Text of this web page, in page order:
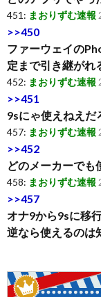
451: まおりずむ速報
>>450
ファーウェイの
定まで引き継がれ
452: まおりずむ速報
>>451
9sにゃ使えねえだ
457: まおりずむ速報
>>452
どのメーカーでも
458: まおりずむ速報
>>457
オナ9から9sに移
逆なら使えるのは